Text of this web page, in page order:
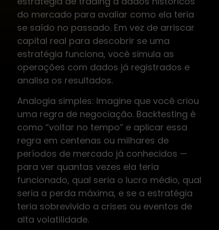
do mercado para avaliar como ela teria
se saído no passado. Em vez de arriscar
capital real para descobrir se uma
estratégia funciona, você simula as
operações com dados já registrados e
analisa os resultados.
Analogia simples: Imagine que você criou
uma regra de negociação. Backtesting é
como “voltar no tempo” e aplicar essa
regra em centenas ou milhares de
períodos de mercado já conhecidos —
para ver quantas vezes ela teria
funcionado, qual seria o lucro médio, qual
seria a perda máxima, e se a estratégia
teria sobrevivido a crises ou eventos de
alta volatilidade.